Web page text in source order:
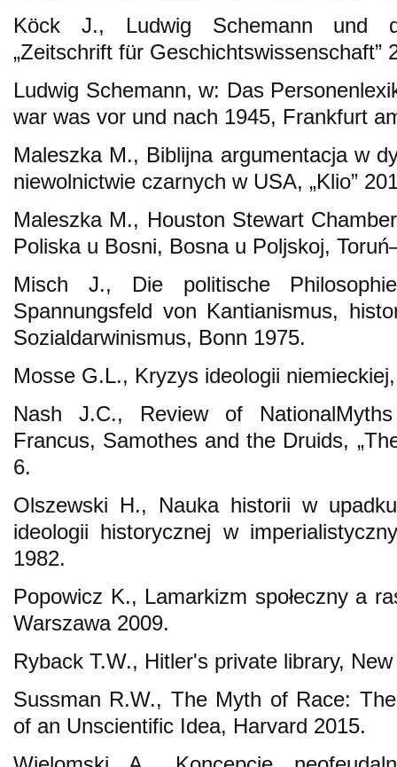
Köck J., Ludwig Schemann und
„Zeitschrift für Geschichtswissenschaft”
Ludwig Schemann, w: Das
war was vor und nach 1945, Frankfurt
Maleszka M., Biblijna argumentacja w
niewolnictwie czarnych w USA, „Klio”
Maleszka M., Houston Stewart
Poliska u Bosni, Bosna u Poljskoj,
Misch J., Die politische
Spannungsfeld von Kantianismus,
Sozialdarwinismus, Bonn 1975.
Mosse G.L., Kryzys ideologii
Nash J.C., Review of
Francus, Samothes and the Druids,
6.
Olszewski H., Nauka historii w
ideologii historycznej w
1982.
Popowicz K., Lamarkizm społeczny a
Warszawa 2009.
Ryback T.W., Hitler's private library,
Sussman R.W., The Myth of Race:
of an Unscientific Idea, Harvard 2015.